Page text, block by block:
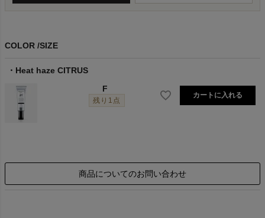
COLOR SIZE
Heat haze CITRUS
F
残り1点
カートに入れる
商品についてのお問い合わせ